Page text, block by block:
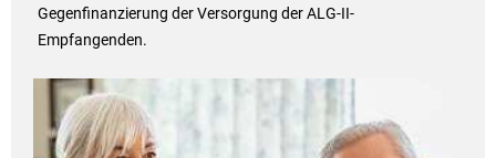
Gegenfinanzierung der Versorgung der ALG-II-
Empfangenden.